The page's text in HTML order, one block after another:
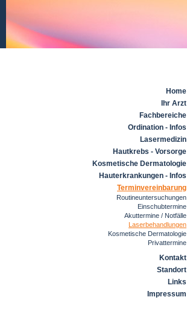
Home
Ihr Arzt
Fachbereiche
Ordination - Infos
Lasermedizin
Hautkrebs - Vorsorge
Kosmetische Dermatologie
Hauterkrankungen - Infos
Terminvereinbarung
Routineuntersuchungen
Einschubtermine
Akuttermine / Notfälle
Laserbehandlungen
Kosmetische Dermatologie
Privattermine
Kontakt
Standort
Links
Impressum